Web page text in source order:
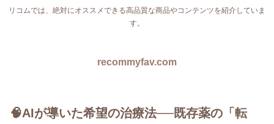
リコムでは、絶対にオススメできる高品質な商品やコンテンツを紹介していま
す。
recommyfav.com
🧠AIが導いた希望の治療法──既存薬の「転